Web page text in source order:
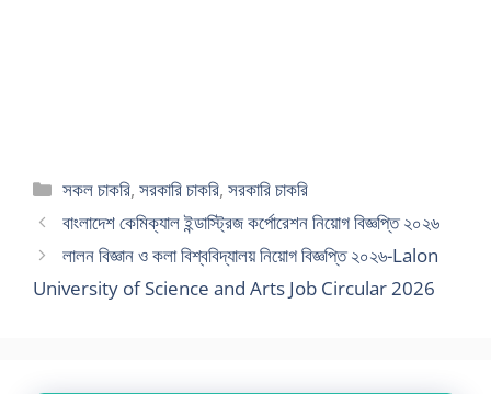
Categories
সকল চাকরি,সরকারি চাকরি,সরকারি চাকরি
বাংলাদেশ কেমিক্যাল ইন্ডাস্ট্রিজ কর্পোরেশন নিয়োগ বিজ্ঞপ্তি ২০২৬
লালন বিজ্ঞান ও কলা বিশ্ববিদ্যালয় নিয়োগ বিজ্ঞপ্তি ২০২৬-Lalon
University of Science and Arts Job Circular 2026